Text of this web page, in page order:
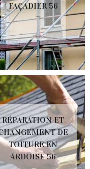
FAÇADIER 56
RÉPARATION ET
DE
TOITURE EN
ARDOISE 56